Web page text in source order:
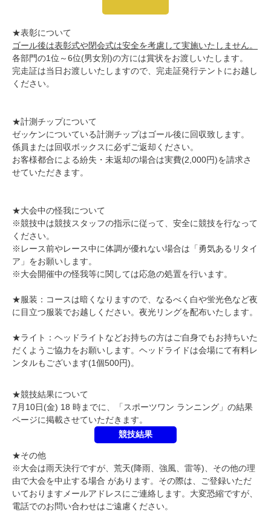
★表彰について
ゴール後は表彰式や閉会式は安全を考慮して実施いたしません。
各部門の1位～6位(男女別)の方には賞状をお渡しいたします。
完走証は当日お渡しいたしますので、完走証発行テントにお越し
ください。
★計測チップについて
ゼッケンについている計測チップはゴール後に回収致します。
係員または回収ボックスに必ずご返却ください。
お客様都合による紛失・未返却の場合は実費(2,000円)を請求さ
せていただきます。
★大会中の怪我について
※競技中は競技スタッフの指示に従って、安全に競技を行なって
ください。
※ レース前やレース中に体調が優れない場合は「勇気あるリタイ
ア」をお願いします。
※大会開催中の怪我等に関しては応急の処置を行います。
★服装：コースは暗くなりますので、なるべく白や蛍光色など夜
に目立つ服装でお越しください。夜光リングを配布いたします。
★ライト：ヘッドライトなどお持ちの方はご自身でもお持ちいた
だくようご協力をお願いします。ヘッドライドは会場にて有料レ
ンタルもございます(1個500円)。
★競技結果について
7月10日(金) 18 時までに、「スポーツワン ランニング」の結果
ページに掲載させていただきます。
競技結果
★その他
※大会は雨天決行ですが、荒天(降雨、強風、雷等)、その他の理
由で大会を中止する場合 があります。その際は、ご登録いただ
いておりますメールアドレスにご連絡します。大変恐縮ですが、
電話でのお問い合わせはご遠慮ください。